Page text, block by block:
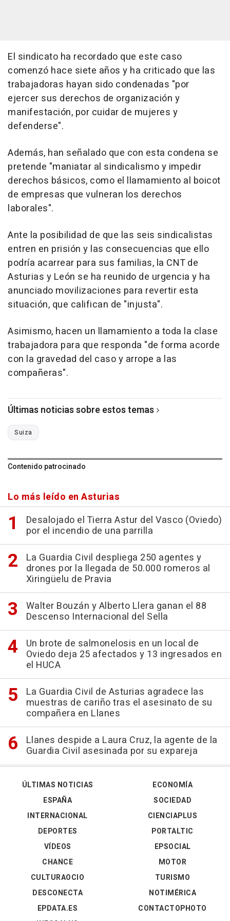
El sindicato ha recordado que este caso
comenzó hace siete años y ha criticado que las
trabajadoras hayan sido condenadas "por
ejercer sus derechos de organización y
manifestación, por cuidar de mujeres y
defenderse".
Además, han señalado que con esta condena se
pretende "maniatar al sindicalismo y impedir
derechos básicos, como el llamamiento al boicot
de empresas que vulneran los derechos
laborales".
Ante la posibilidad de que las seis sindicalistas
entren en prisión y las consecuencias que ello
podría acarrear para sus familias, la CNT de
Asturias y León se ha reunido de urgencia y ha
anunciado movilizaciones para revertir esta
situación, que califican de "injusta".
Asimismo, hacen un llamamiento a toda la clase
trabajadora para que responda "de forma acorde
con la gravedad del caso y arrope a las
compañeras".
Últimas noticias sobre estos temas
Suiza
Contenido patrocinado
Lo más leído en Asturias
Desalojado el Tierra Astur del Vasco (Oviedo)
por el incendio de una parrilla
La Guardia Civil despliega 250 agentes y
drones por la llegada de 50.000 romeros al
Xiringüelu de Pravia
Walter Bouzán y Alberto Llera ganan el 88
Descenso Internacional del Sella
Un brote de salmonelosis en un local de
Oviedo deja 25 afectados y 13 ingresados en
el HUCA
La Guardia Civil de Asturias agradece las
muestras de cariño tras el asesinato de su
compañera en Llanes
Llanes despide a Laura Cruz, la agente de la
Guardia Civil asesinada por su expareja
ÚLTIMAS NOTICIAS
ESPAÑA
INTERNACIONAL
DEPORTES
VÍDEOS
ECONOMÍA
SOCIEDAD
CIENCIAPLUS
PORTALTIC
EPSOCIAL
CHANCE
CULTURAOCIO
DESCONECTA
EPDATA.ES
MOTOR
TURISMO
NOTIMÉRICA
CONTACTOPHOTO